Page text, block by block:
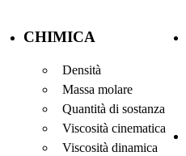
CHIMICA
Densità
Massa molare
Quantità di sostanza
Viscosità cinematica
Viscosità dinamica